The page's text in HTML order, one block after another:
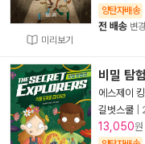
미리보기
양탄자배송
전 배송 변경
비밀 탐
에스제이 킹
길벗스쿨
13,050